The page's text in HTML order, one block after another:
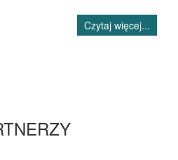
Czytaj więcej...